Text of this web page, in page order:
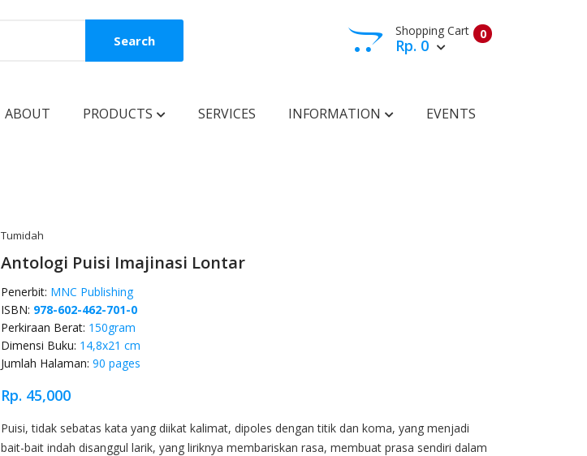
Search 0
Shopping Cart
Rp. 0
ABOUT PRODUCTS
Best Seller
Best Price
Clearance Sale
Reguler Book
SERVICES INFORMATION EVENTS
Tumidah
Antologi Puisi Imajinasi Lontar
Penerbit: MNC Publishing
ISBN: 978-602-462-701-0
Perkiraan Berat: 150gram
Dimensi Buku: 14,8x21 cm
Jumlah Halaman: 90 pages
Rp. 45,000
Product Overview
Puisi, tidak sebatas kata yang diikat kalimat, dipoles dengan titik dan koma, yang menjadi
bait-bait indah disanggul larik, yang liriknya membariskan rasa, membuat prasa sendiri dalam